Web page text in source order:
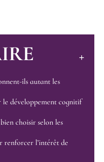
ils autant les
le développement cognitif
choisir selon les
renforcer l’intérêt de